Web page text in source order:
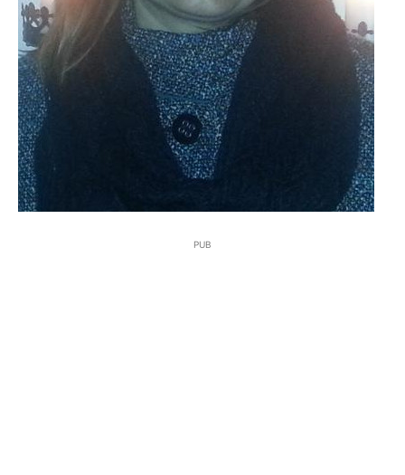
PUB